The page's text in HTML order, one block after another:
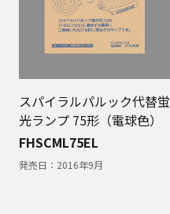
スパイラルパルック代替蛍
光ランプ 75形（電球色）
FHSCML75EL
発売日： 2016年9月